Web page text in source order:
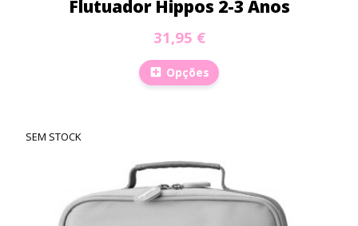
Flutuador Hippos 2-3 Anos
31,95 €
Opções
SEM STOCK